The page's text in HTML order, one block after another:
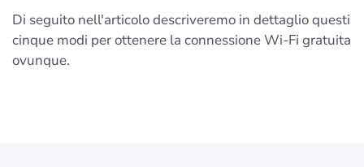
Di seguito nell'articolo descriveremo in dettaglio questi
cinque modi per ottenere la connessione Wi-Fi gratuita
ovunque.